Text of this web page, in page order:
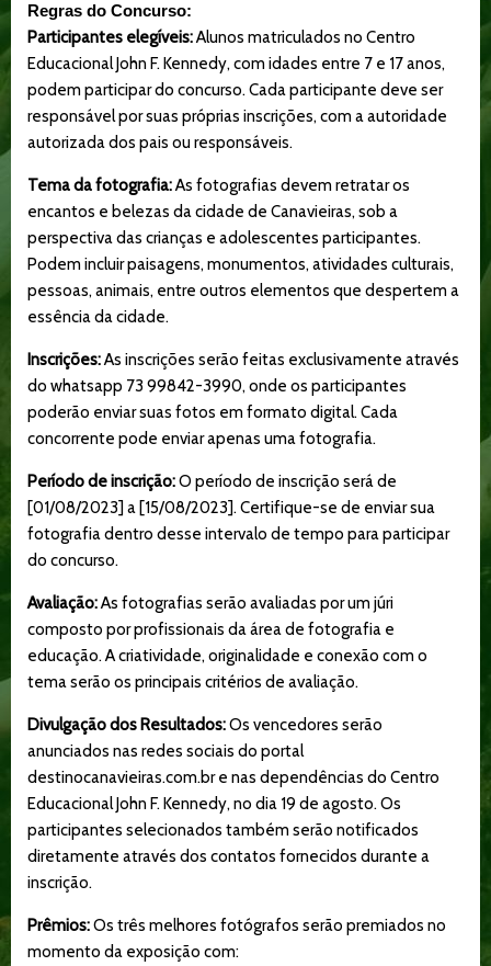
Regras do Concurso:
Participantes elegíveis:Alunos matriculados no Centro
Educacional John F. Kennedy, com idades entre 7 e 17 anos,
podem participar do concurso.Cada participante deve ser
responsável por suas próprias inscrições, com a autoridade
autorizada dos pais ou responsáveis.
Tema da fotografia:As fotografias devem retratar os
encantos e belezas da cidade de Canavieiras, sob a
perspectiva das crianças e adolescentes participantes.
Podem incluir paisagens, monumentos, atividades culturais,
pessoas, animais, entre outros elementos que despertem a
essência da cidade.
Inscrições:As inscrições serão feitas exclusivamente através
do whatsapp 73 99842-3990, onde os participantes
poderão enviar suas fotos em formato digital.Cada
concorrente pode enviar apenas uma fotografia.
Período de inscrição:O período de inscrição será de
[01/08/2023] a [15/08/2023].Certifique-se de enviar sua
fotografia dentro desse intervalo de tempo para participar
do concurso.
Avaliação:As fotografias serão avaliadas por um júri
composto por profissionais da área de fotografia e
educação.A criatividade, originalidade e conexão com o
tema serão os principais critérios de avaliação.
Divulgação dos Resultados:Os vencedores serão
anunciados nas redes sociais do portal
destinocanavieiras.com.br e nas dependências do Centro
Educacional John F. Kennedy, no dia 19 de agosto.Os
participantes selecionados também serão notificados
diretamente através dos contatos fornecidos durante a
inscrição.
Prêmios:Os três melhores fotógrafos serão premiados no
momento da exposição com: